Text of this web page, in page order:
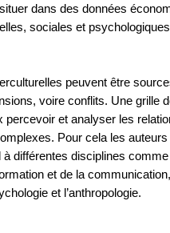
dans des données
sociales et
peuvent être
voire conflits. Une grille
percevoir et analyser les
Pour cela les auteurs
à différentes disciplines
et de la
et l’anthropologie.